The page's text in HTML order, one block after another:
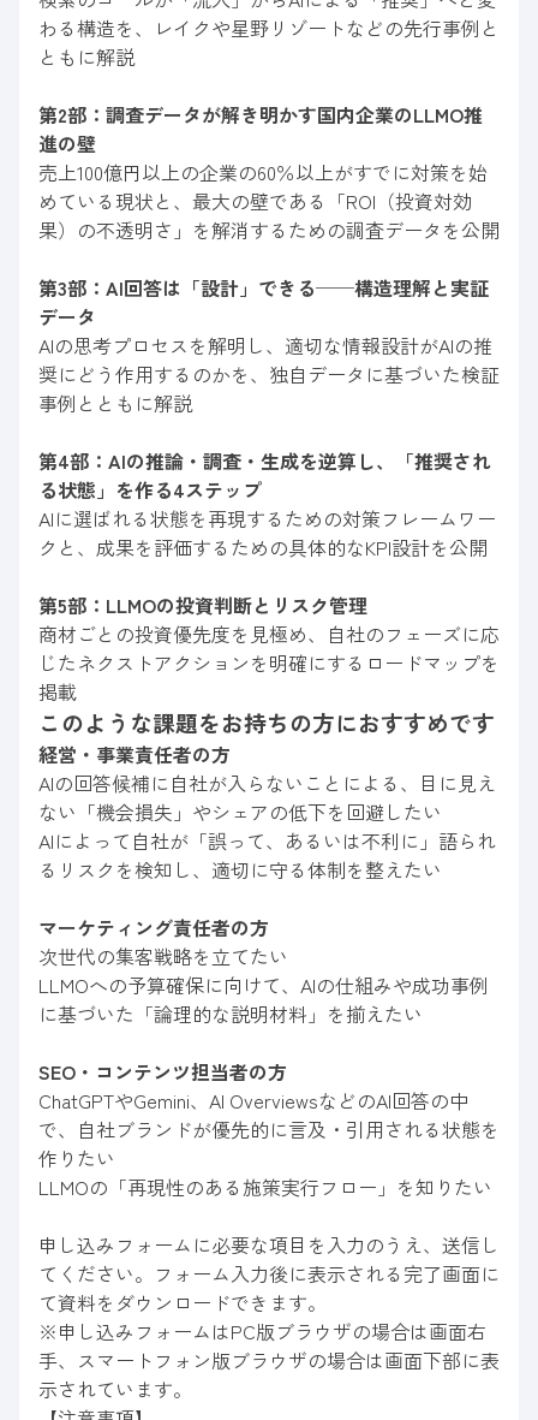
わる構造を、レイクや星野リゾートなどの先行事例と
ともに解説
第2部：調査データが解き明かす国内企業のLLMO推
進の壁
売上100億円以上の企業の60％以上がすでに対策を始
めている現状と、最大の壁である「ROI（投資対効
果）の不透明さ」を解消するための調査データを公開
第3部：AI回答は「設計」できる──構造理解と実証
データ
AIの思考プロセスを解明し、適切な情報設計がAIの推
奨にどう作用するのかを、独自データに基づいた検証
事例とともに解説
第4部：AIの推論・調査・生成を逆算し、「推奨され
る状態」を作る4ステップ
AIに選ばれる状態を再現するための対策フレームワー
クと、成果を評価するための具体的なKPI設計を公開
第5部：LLMOの投資判断とリスク管理
商材ごとの投資優先度を見極め、自社のフェーズに応
じたネクストアクションを明確にするロードマップを
掲載
このような課題をお持ちの方におすすめです
経営・事業責任者の方
AIの回答候補に自社が入らないことによる、目に見え
ない「機会損失」やシェアの低下を回避したい
AIによって自社が「誤って、あるいは不利に」語られ
るリスクを検知し、適切に守る体制を整えたい
マーケティング責任者の方
次世代の集客戦略を立てたい
LLMOへの予算確保に向けて、AIの仕組みや成功事例
に基づいた「論理的な説明材料」を揃えたい
SEO・コンテンツ担当者の方
ChatGPTやGemini、AI OverviewsなどのAI回答の中
で、自社ブランドが優先的に言及・引用される状態を
作りたい
LLMOの「再現性のある施策実行フロー」を知りたい
申し込みフォームに必要な項目を入力のうえ、送信し
てください。フォーム入力後に表示される完了画面に
て資料をダウンロードできます。
※申し込みフォームはPC版ブラウザの場合は画面右
手、スマートフォン版ブラウザの場合は画面下部に表
示されています。